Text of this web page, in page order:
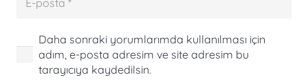
Daha sonraki yorumlarımda kullanılması için
adım, e-posta adresim ve site adresim bu
tarayıcıya kaydedilsin.